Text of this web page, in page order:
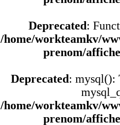
Deprecated:
/home/workteamkv/
prenom/
Deprecated: mysql():
/home/workteamkv/
prenom/